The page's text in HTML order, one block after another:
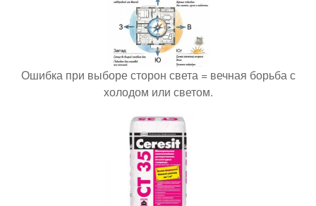
Ошибка при выборе сторон света = вечная борьба с
холодом или светом.